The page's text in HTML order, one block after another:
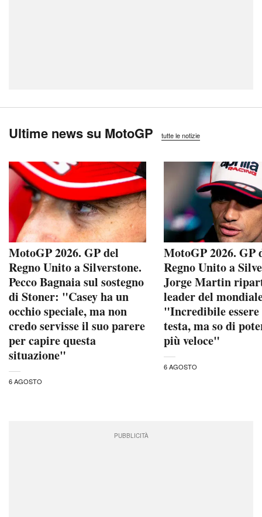
Ultime news su MotoGP tutte le notizie
MotoGP 2026. GP del
Regno Unito a Silverstone.
Pecco Bagnaia sul sostegno
di Stoner: "Casey ha un
occhio speciale, ma non
credo servisse il suo parere
per capire questa
situazione"
6 AGOSTO
MotoGP 2026. GP
Regno Unito a
Jorge Martin
leader del
"Incredibile
testa, ma so di
più veloce"
6 AGOSTO
PUBBLICITÀ